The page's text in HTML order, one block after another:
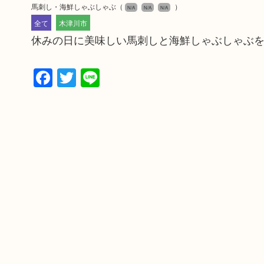
馬刺し・海鮮しゃぶしゃぶ （ N/A N/A N/A
）
全て
木津川市
休みの日に美味しい馬刺しと海鮮しゃぶしゃぶ
Facebook
Twitter
Line